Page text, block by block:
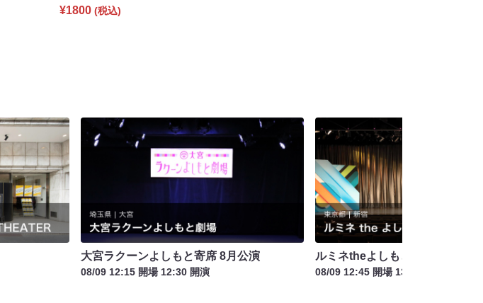
¥1800 (税込)
大宮ラクーンよしもと寄席 8月公演
08/09 12:15 開場 12:30 開演
ルミネtheよしもと お盆特別興行
08/09 12:45 開場 13:15 開演